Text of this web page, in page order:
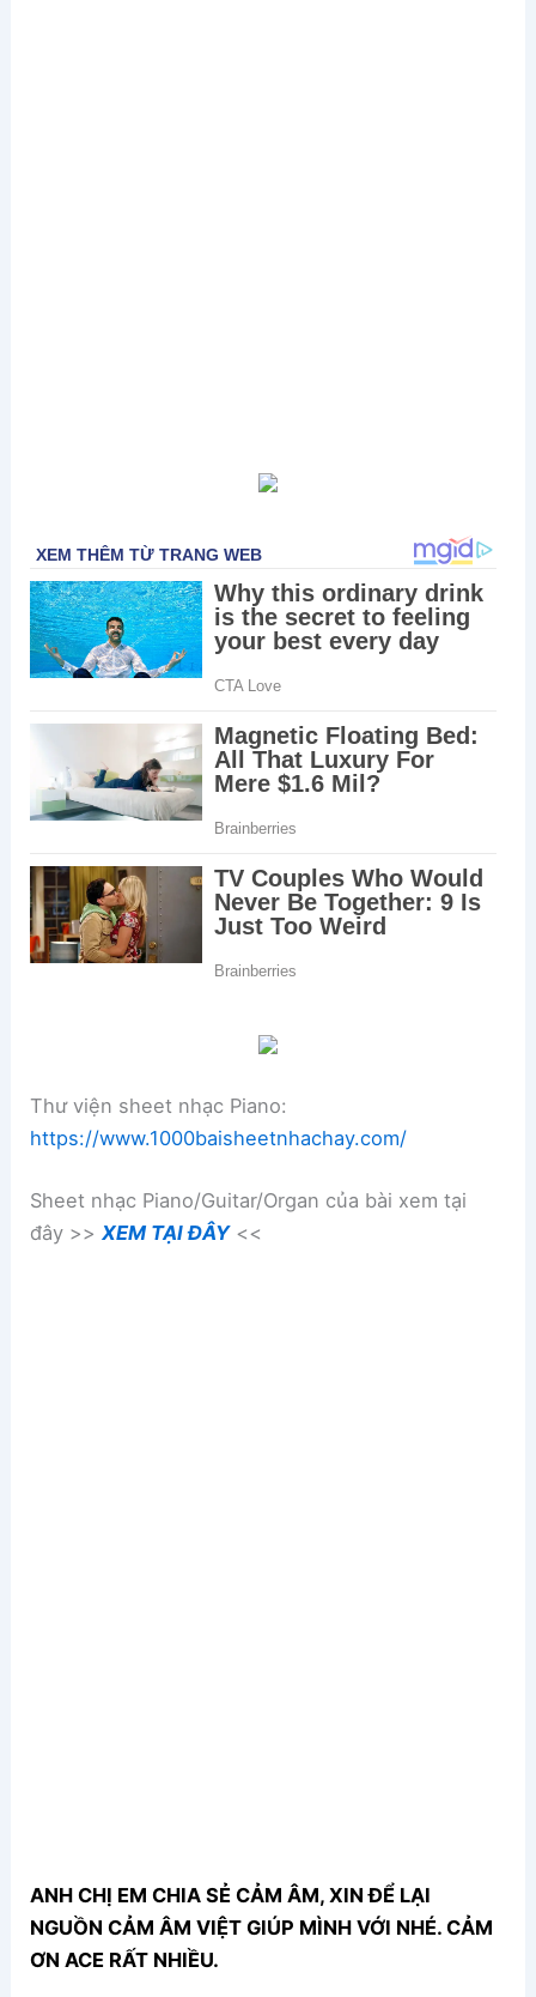
Thư viện sheet nhạc Piano:
https://www.1000baisheetnhachay.com/
Sheet nhạc Piano/Guitar/Organ của bài xem tại
đây >>XEM TẠI ĐÂY<<
ANH CHỊ EM CHIA SẺ CẢM ÂM, XIN ĐỂ LẠI
NGUỒN CẢM ÂM VIỆT GIÚP MÌNH VỚI NHÉ. CẢM
ƠN ACE RẤT NHIỀU.